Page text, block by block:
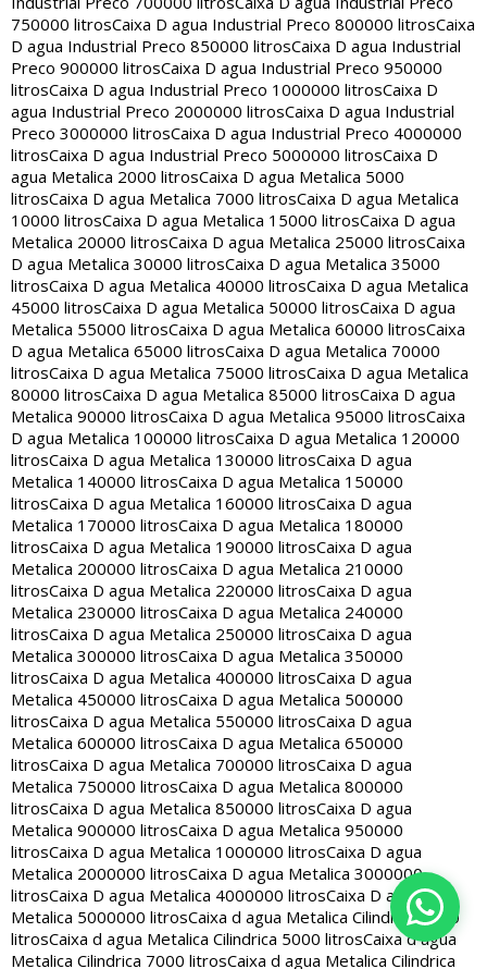
750000 litrosCaixa D agua Industrial Preco 800000 litrosCaixa
D agua Industrial Preco 850000 litrosCaixa D agua Industrial
Preco 900000 litrosCaixa D agua Industrial Preco 950000
litrosCaixa D agua Industrial Preco 1000000 litrosCaixa D
agua Industrial Preco 2000000 litrosCaixa D agua Industrial
Preco 3000000 litrosCaixa D agua Industrial Preco 4000000
litrosCaixa D agua Industrial Preco 5000000 litrosCaixa D
agua Metalica 2000 litrosCaixa D agua Metalica 5000
litrosCaixa D agua Metalica 7000 litrosCaixa D agua Metalica
10000 litrosCaixa D agua Metalica 15000 litrosCaixa D agua
Metalica 20000 litrosCaixa D agua Metalica 25000 litrosCaixa
D agua Metalica 30000 litrosCaixa D agua Metalica 35000
litrosCaixa D agua Metalica 40000 litrosCaixa D agua Metalica
45000 litrosCaixa D agua Metalica 50000 litrosCaixa D agua
Metalica 55000 litrosCaixa D agua Metalica 60000 litrosCaixa
D agua Metalica 65000 litrosCaixa D agua Metalica 70000
litrosCaixa D agua Metalica 75000 litrosCaixa D agua Metalica
80000 litrosCaixa D agua Metalica 85000 litrosCaixa D agua
Metalica 90000 litrosCaixa D agua Metalica 95000 litrosCaixa
D agua Metalica 100000 litrosCaixa D agua Metalica 120000
litrosCaixa D agua Metalica 130000 litrosCaixa D agua
Metalica 140000 litrosCaixa D agua Metalica 150000
litrosCaixa D agua Metalica 160000 litrosCaixa D agua
Metalica 170000 litrosCaixa D agua Metalica 180000
litrosCaixa D agua Metalica 190000 litrosCaixa D agua
Metalica 200000 litrosCaixa D agua Metalica 210000
litrosCaixa D agua Metalica 220000 litrosCaixa D agua
Metalica 230000 litrosCaixa D agua Metalica 240000
litrosCaixa D agua Metalica 250000 litrosCaixa D agua
Metalica 300000 litrosCaixa D agua Metalica 350000
litrosCaixa D agua Metalica 400000 litrosCaixa D agua
Metalica 450000 litrosCaixa D agua Metalica 500000
litrosCaixa D agua Metalica 550000 litrosCaixa D agua
Metalica 600000 litrosCaixa D agua Metalica 650000
litrosCaixa D agua Metalica 700000 litrosCaixa D agua
Metalica 750000 litrosCaixa D agua Metalica 800000
litrosCaixa D agua Metalica 850000 litrosCaixa D agua
Metalica 900000 litrosCaixa D agua Metalica 950000
litrosCaixa D agua Metalica 1000000 litrosCaixa D agua
Metalica 2000000 litrosCaixa D agua Metalica 3000000
litrosCaixa D agua Metalica 4000000 litrosCaixa D agua
Metalica 5000000 litrosCaixa d agua Metalica Cilindrica 2000
litrosCaixa d agua Metalica Cilindrica 5000 litrosCaixa d agua
Metalica Cilindrica 7000 litrosCaixa d agua Metalica Cilindrica